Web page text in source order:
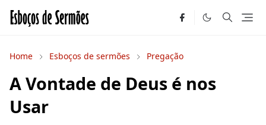
Home Esboços de sermões Pregação
A Vontade de Deus é nos
Usar